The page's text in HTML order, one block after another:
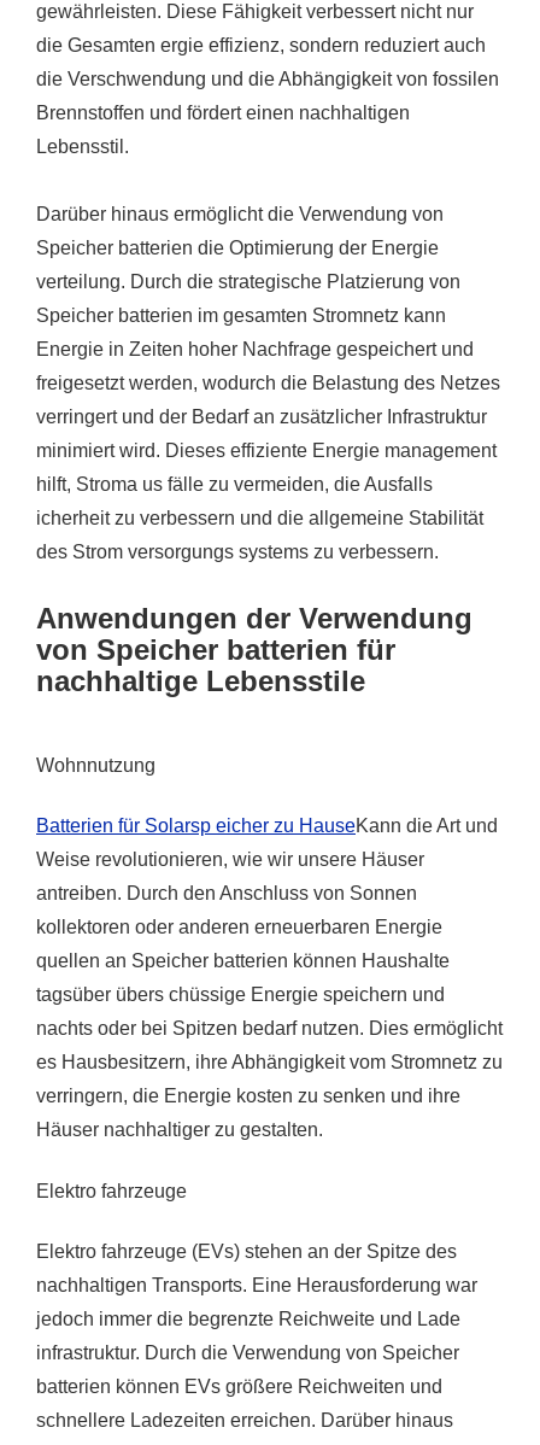
gewährleisten. Diese Fähigkeit verbessert nicht nur
die Gesamten ergie effizienz, sondern reduziert auch
die Verschwendung und die Abhängigkeit von fossilen
Brennstoffen und fördert einen nachhaltigen
Lebensstil.
Darüber hinaus ermöglicht die Verwendung von
Speicher batterien die Optimierung der Energie
verteilung. Durch die strategische Platzierung von
Speicher batterien im gesamten Stromnetz kann
Energie in Zeiten hoher Nachfrage gespeichert und
freigesetzt werden, wodurch die Belastung des Netzes
verringert und der Bedarf an zusätzlicher Infrastruktur
minimiert wird. Dieses effiziente Energie management
hilft, Stroma us fälle zu vermeiden, die Ausfalls
icherheit zu verbessern und die allgemeine Stabilität
des Strom versorgungs systems zu verbessern.
Anwendungen der Verwendung
von Speicher batterien für
nachhaltige Lebensstile
Wohnnutzung
Batterien für Solarsp eicher zu HauseKann die Art und
Weise revolutionieren, wie wir unsere Häuser
antreiben. Durch den Anschluss von Sonnen
kollektoren oder anderen erneuerbaren Energie
quellen an Speicher batterien können Haushalte
tagsüber übers chüssige Energie speichern und
nachts oder bei Spitzen bedarf nutzen. Dies ermöglicht
es Hausbesitzern, ihre Abhängigkeit vom Stromnetz zu
verringern, die Energie kosten zu senken und ihre
Häuser nachhaltiger zu gestalten.
Elektro fahrzeuge
Elektro fahrzeuge (EVs) stehen an der Spitze des
nachhaltigen Transports. Eine Herausforderung war
jedoch immer die begrenzte Reichweite und Lade
infrastruktur. Durch die Verwendung von Speicher
batterien können EVs größere Reichweiten und
schnellere Ladezeiten erreichen. Darüber hinaus